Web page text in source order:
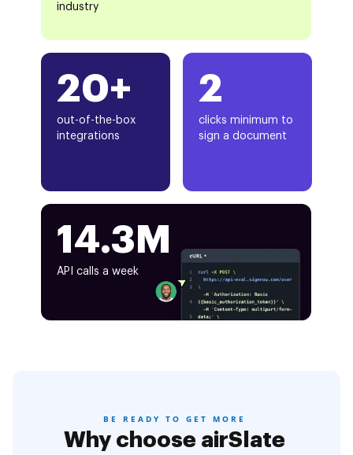
20+
out-of-the-box
integrations
industry
2
clicks minimum to
sign a document
14.3M
API calls a week
BE READY TO GET MORE
Why choose airSlate